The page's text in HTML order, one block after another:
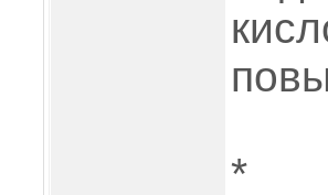
*